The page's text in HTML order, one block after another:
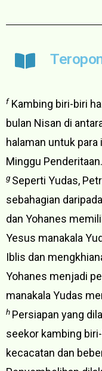
f Kambing biri-biri
bulan Nisan di
halaman untuk
Minggu Penderitaan.
g Seperti Yudas,
sebahagian
dan Yohanes
Yesus manakala
Iblis dan
Yohanes menjadi
manakala Yudas
h Persiapan yang
seekor kambing
kecacatan dan